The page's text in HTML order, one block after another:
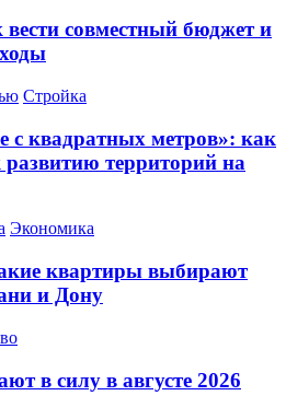
совместный бюджет и
Стройка
с квадратных метров»: как
развитию территорий на
Экономика
квартиры выбирают
и Дону
в силу в августе 2026